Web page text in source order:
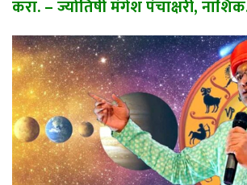
करा. – ज्योतिषी मंगेश पंचाक्षरी,